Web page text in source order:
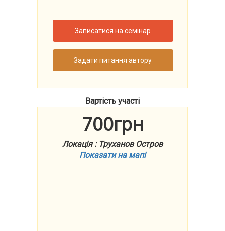
Записатися на семінар
Задати питання автору
Вартість участі
700грн
Локація : Труханов Остров
Показати на мапі